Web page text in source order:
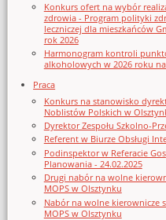
Konkurs ofert na wybór
zdrowia - Program polityki
leczniczej dla mieszkańców
rok 2026
Harmonogram kontroli
alkoholowych w 2026 roku
Praca
Konkurs na stanowisko
Noblistów Polskich w
Dyrektor Zespołu Szkolno-
Referent w Biurze Obsługi
Podinspektor w Referacie
Planowania - 24.02.2025
Drugi nabór na wolne
MOPS w Olsztynku
Nabór na wolne kierownicze
MOPS w Olsztynku